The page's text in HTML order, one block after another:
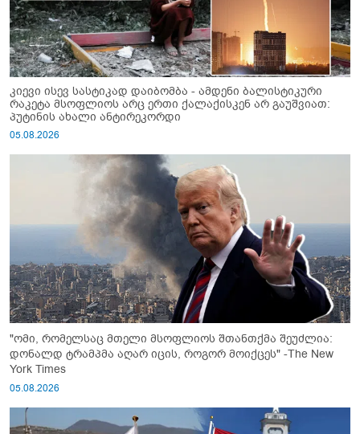
კიევი ისევ სასტიკად დაიბომბა - ამდენი ბალისტიკური
რაკეტა მსოფლიოს არც ერთი ქალაქისკენ არ გაუშვიათ:
პუტინის ახალი ანტირეკორდი
05.08.2026
"ომი, რომელსაც მთელი მსოფლიოს შთანთქმა შეუძლია:
დონალდ ტრამპმა აღარ იცის, როგორ მოიქცეს" -The New
York Times
05.08.2026